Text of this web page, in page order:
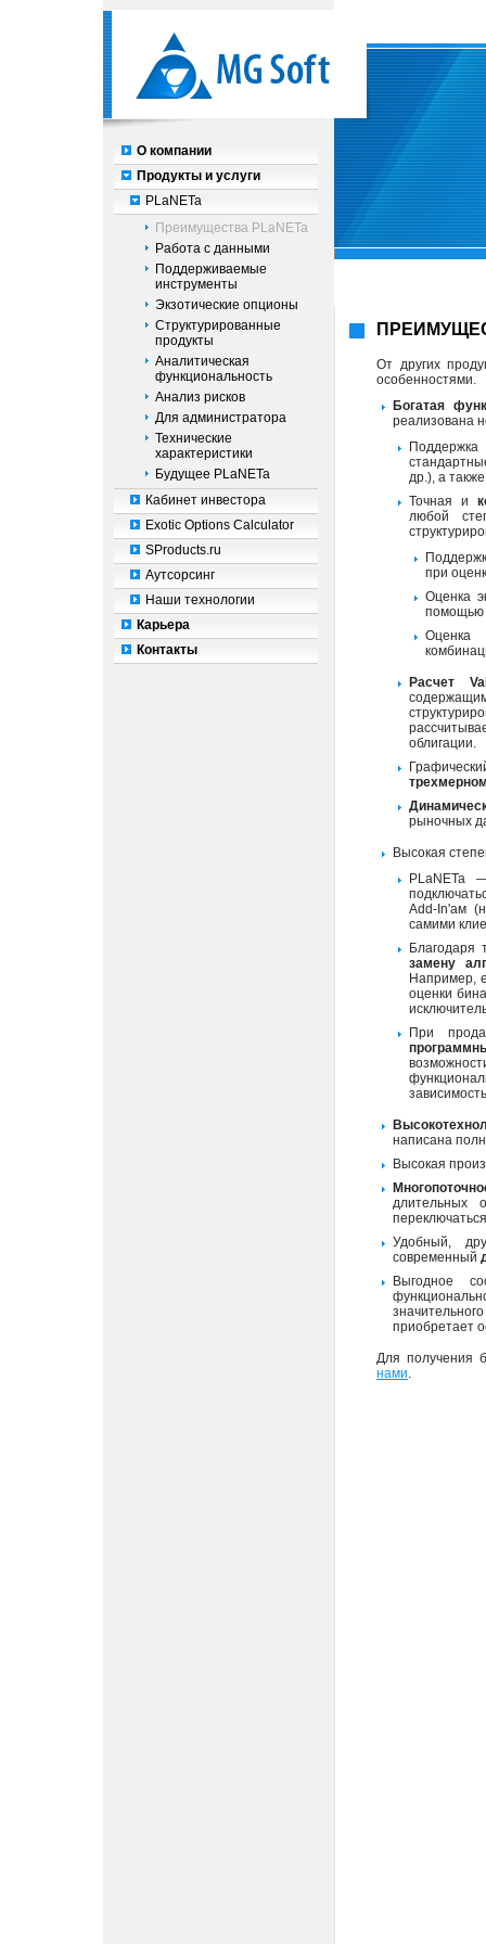
О компании
Продукты и услуги
PLaNETa
Преимущества PLaNETa
Работа с данными
Поддерживаемые
инструменты
Экзотические опционы
Структурированные
продукты
Аналитическая
функциональность
Анализ рисков
Для администратора
Технические
характеристики
Будущее PLaNETa
Кабинет инвестора
Exotic Options Calculator
SProducts.ru
Аутсорсинг
Наши технологии
Карьера
Контакты
От других
особенностями.
Богатая
реализована
др.), а
Точная и
любой
при
Оценка
помощью
Расчет
облигации.
рыночных
Высокая
PLaNETa
Add-In'ам
самими
Благодаря
замену
Например,
оценки
При
написана
Высокая
длительных
Удобный,
современный
Выгодное
приобретает
Для получения
нами.